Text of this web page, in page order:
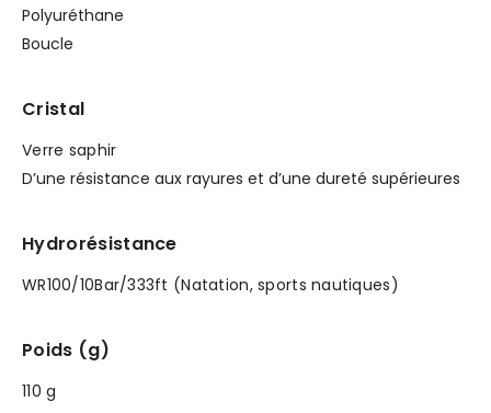
Polyuréthane
Boucle
Cristal
Verre saphir
D’une résistance aux rayures et d’une dureté supérieures
Hydrorésistance
WR100/10Bar/333ft (Natation, sports nautiques)
Poids (g)
110 g